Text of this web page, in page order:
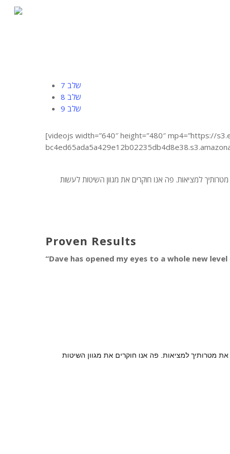
שלב 7
שלב 8
שלב 9
[videojs width=”640″ height=”480″ mp4=”https://
למציאות. פה אנו חוקרים את מגוון השיטות לעשות
Proven Results
“Dave has opened my eyes to a whole new
מטרותיך למציאות. פה אנו חוקרים את מגוון השיטות